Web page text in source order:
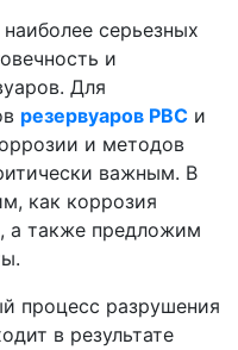
серьезных
и
Для
резервуаров РВС и
и методов
важным. В
как коррозия
а также предложим
процесс разрушения
в результате